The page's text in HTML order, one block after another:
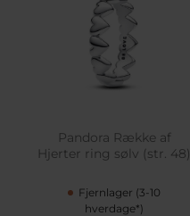
Pandora Række af
Hjerter ring sølv (str. 48)
Fjernlager (3-10
hverdage*)